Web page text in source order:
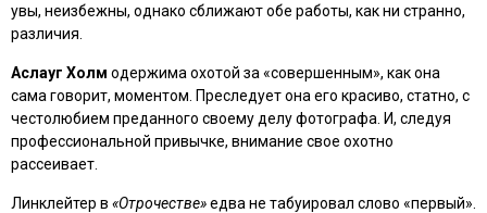
увы, неизбежны, однако сближают обе работы, как ни странно,
различия.
Аслауг Холм одержима охотой за «совершенным», как она
сама говорит, моментом. Преследует она его красиво, статно, с
честолюбием преданного своему делу фотографа. И, следуя
профессиональной привычке, внимание свое охотно
рассеивает.
Линклейтер в «Отрочестве»едва не табуировал слово «первый».